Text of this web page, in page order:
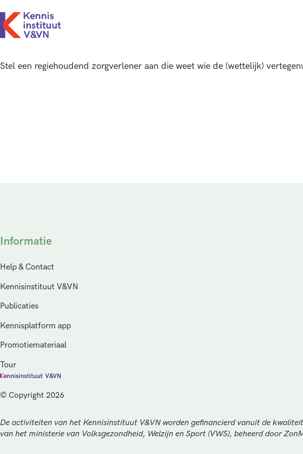
Stel een regiehoudend zorgverlener aan die weet wie de (wettelijk)
Informatie
Help & Contact
Kennisinstituut V&VN
Publicaties
Kennisplatform app
Promotiemateriaal
Tour
© Copyright 2026
De activiteiten van het Kennisinstituut V&VN worden gefinancierd vanuit de
van het ministerie van Volksgezondheid, Welzijn en Sport (VWS), beheerd door